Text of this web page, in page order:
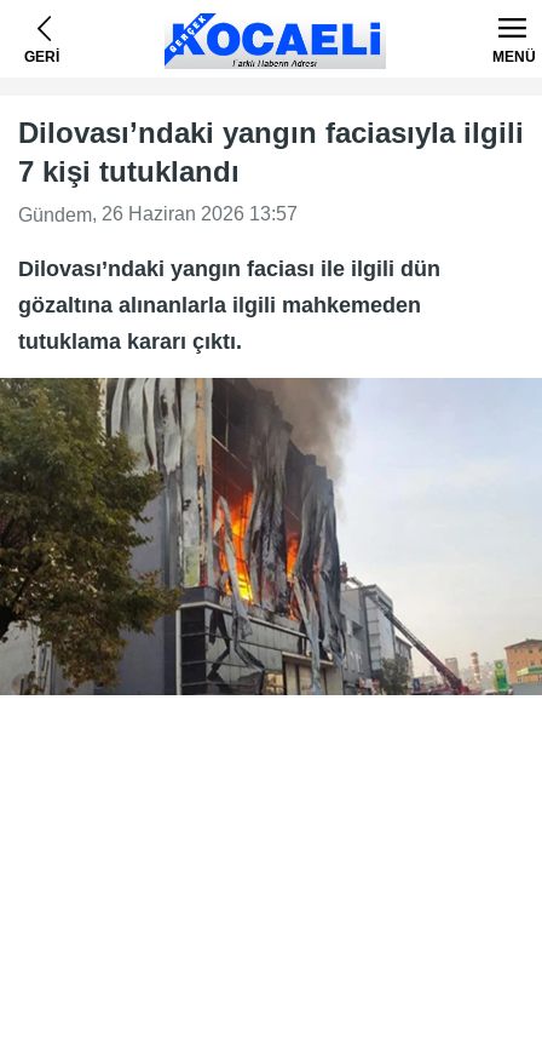
GERİ MENÜ
Dilovası’ndaki yangın faciasıyla ilgili
7 kişi tutuklandı
Gündem, 26 Haziran 2026 13:57
Dilovası’ndaki yangın faciası ile ilgili dün
gözaltına alınanlarla ilgili mahkemeden
tutuklama kararı çıktı.